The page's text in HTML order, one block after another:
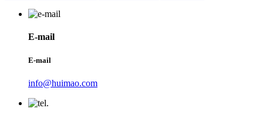
E-mail
E-mail
info@huimao.com